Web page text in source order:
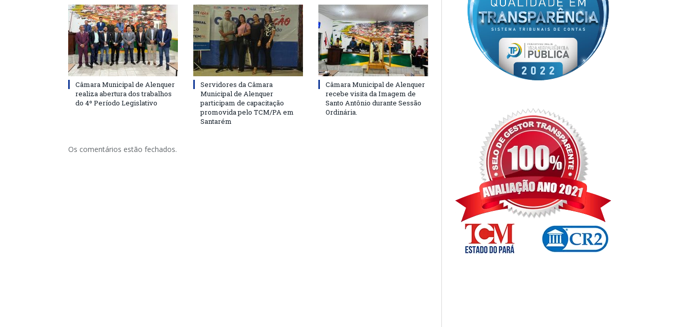
Câmara Municipal de Alenquer
realiza abertura dos trabalhos
do 4º Período Legislativo
Servidores da Câmara
Municipal de Alenquer
participam de capacitação
promovida pelo TCM/PA em
Santarém
Câmara Municipal de Alenquer
recebe visita da Imagem de
Santo Antônio durante Sessão
Ordinária.
Os comentários estão fechados.